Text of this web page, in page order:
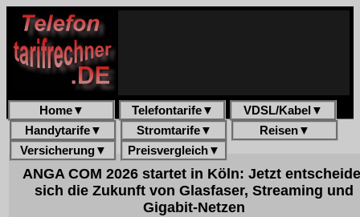
Home▼ Telefontarife▼ VDSL/Kabel ▼
Handytarife▼ Stromtarife▼ Reisen▼
Versicherung▼ Preisvergleich▼
ANGA COM 2026 startet in Köln: Jetzt
sich die Zukunft von Glasfaser, Streaming und
Gigabit-Netzen